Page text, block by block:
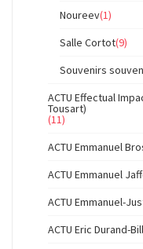
Noureev(1)
Salle Cortot(9)
Souvenirs
ACTU Effectual
Tousart)
(11)
ACTU Emmanuel
ACTU Emmanuel
ACTU Emmanuel-
ACTU Eric Durand-